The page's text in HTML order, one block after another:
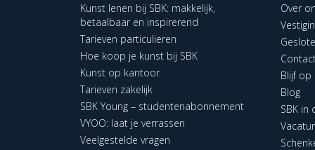
Kunst lenen bij SBK: makkelijk,
betaalbaar en inspirerend
Tarieven particulieren
Hoe koop je kunst bij SBK
Kunst op kantoor
Tarieven zakelijk
SBK Young – studentenabonnement
VYOO: laat je verrassen
Veelgestelde vragen
Over
Blijf op
Blog
SBK in